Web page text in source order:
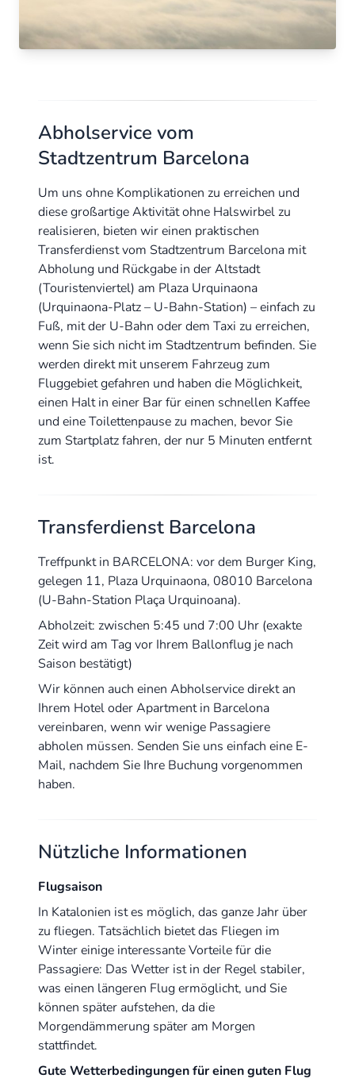
Abholservice vom
Stadtzentrum Barcelona
Um uns ohne Komplikationen zu erreichen und
diese großartige Aktivität ohne Halswirbel zu
realisieren, bieten wir einen praktischen
Transferdienst vom Stadtzentrum Barcelona mit
Abholung und Rückgabe in der Altstadt
(Touristenviertel) am Plaza Urquinaona
(Urquinaona-Platz – U-Bahn-Station) – einfach zu
Fuß, mit der U-Bahn oder dem Taxi zu erreichen,
wenn Sie sich nicht im Stadtzentrum befinden. Sie
werden direkt mit unserem Fahrzeug zum
Fluggebiet gefahren und haben die Möglichkeit,
einen Halt in einer Bar für einen schnellen Kaffee
und eine Toilettenpause zu machen, bevor Sie
zum Startplatz fahren, der nur 5 Minuten entfernt
ist.
Transferdienst Barcelona
Treffpunkt in BARCELONA: vor dem Burger King,
gelegen 11, Plaza Urquinaona, 08010 Barcelona
(U-Bahn-Station Plaça Urquinoana).
Abholzeit: zwischen 5:45 und 7:00 Uhr (exakte
Zeit wird am Tag vor Ihrem Ballonflug je nach
Saison bestätigt)
Wir können auch einen Abholservice direkt an
Ihrem Hotel oder Apartment in Barcelona
vereinbaren, wenn wir wenige Passagiere
abholen müssen. Senden Sie uns einfach eine E-
Mail, nachdem Sie Ihre Buchung vorgenommen
haben.
Nützliche Informationen
Flugsaison
In Katalonien ist es möglich, das ganze Jahr über
zu fliegen. Tatsächlich bietet das Fliegen im
Winter einige interessante Vorteile für die
Passagiere: Das Wetter ist in der Regel stabiler,
was einen längeren Flug ermöglicht, und Sie
können später aufstehen, da die
Morgendämmerung später am Morgen
stattfindet.
Gute Wetterbedingungen für einen guten Flug